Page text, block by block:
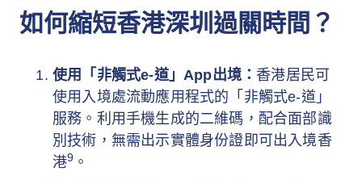
如何縮短香港深圳過關時間？
使用「非觸式e-道」App出境： 香港居民可
使用入境處流動應用程式的「非觸式e-道」
服務。利用手機生成的二維碼，配合面部識
別技術，無需出示實體身份證即可出入境香
港9 。